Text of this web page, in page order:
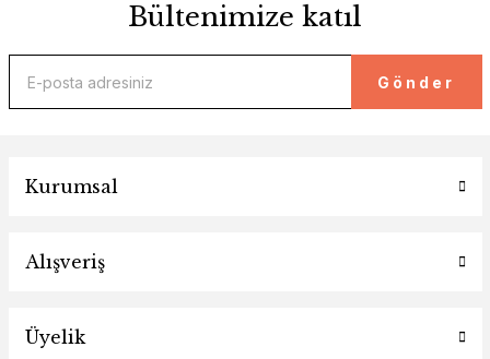
Bültenimize katıl
Gönder
Kurumsal
Alışveriş
Üyelik